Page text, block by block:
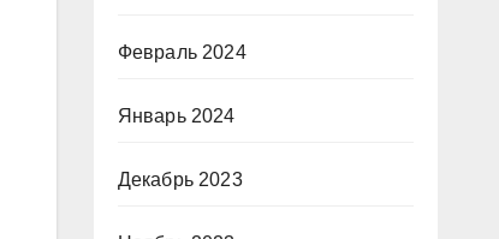
Февраль 2024
Январь 2024
Декабрь 2023